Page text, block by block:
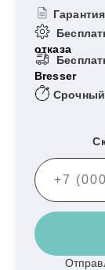
отказа
Bresser